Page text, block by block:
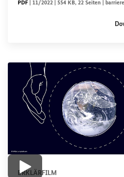
DATEITYP
PDF Sachstandsdatum
11/2022 Dateigröße
554 KB, Seiten
22 Seiten
Video abspielen
ERKLÄRFILM